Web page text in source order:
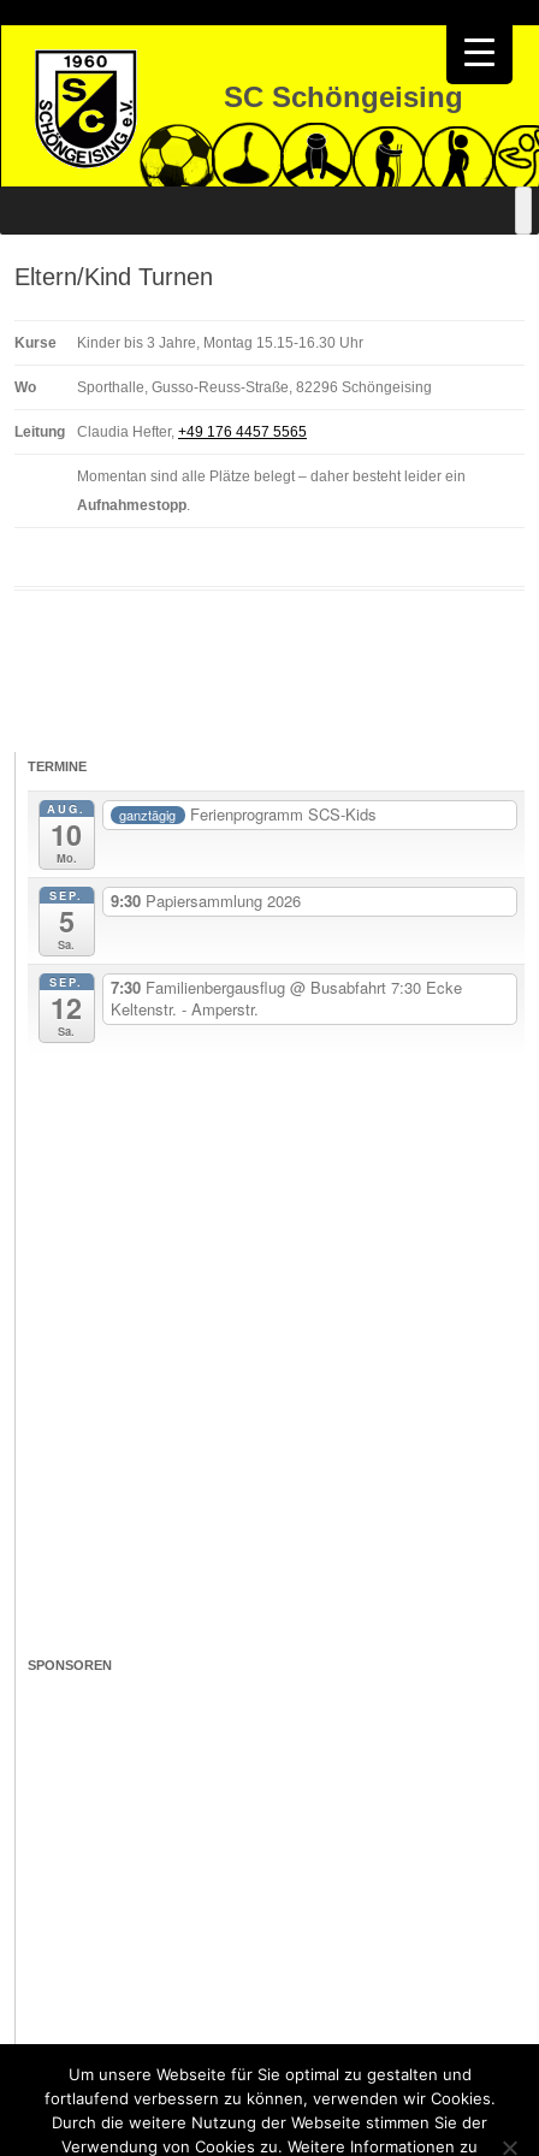
SC Schöngeising
Eltern/Kind Turnen
Kurse Kinder bis 3 Jahre, Montag 15.15-16.30 Uhr
Wo Sporthalle, Gusso-Reuss-Straße, 82296 Schöngeising
Leitung Claudia Hefter, +49 176 4457 5565
Momentan sind alle Plätze belegt – daher besteht leider ein
Aufnahmestopp.
TERMINE
AUG.
10
Mo.
ganztägig Ferienprogramm SCS-Kids
SEP.
5
Sa.
9:30 Papiersammlung 2026
SEP.
12
Sa.
7:30 Familienbergausflug @ Busabfahrt 7:30 Ecke
Keltenstr. - Amperstr.
SPONSOREN
Um unsere Webseite für Sie optimal zu gestalten und
fortlaufend verbessern zu können, verwenden wir Cookies.
Durch die weitere Nutzung der Webseite stimmen Sie der
Verwendung von Cookies zu. Weitere Informationen zu